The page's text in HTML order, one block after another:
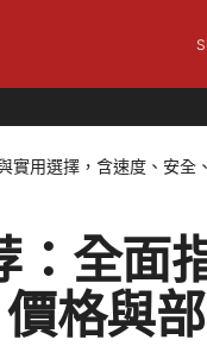
實用選擇，含速度、安全
全面
格與